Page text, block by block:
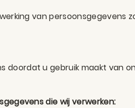
van persoonsgegevens
doordat u gebruik maakt van
die wij verwerken: